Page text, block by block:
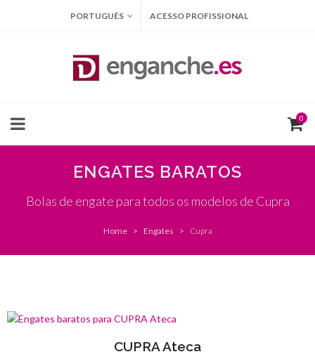
PORTUGUÊS ACESSO PROFISSIONAL
0
ENGATES BARATOS
Bolas de engate para todos os modelos de Cupra
Home Engates Cupra
CUPRA Ateca